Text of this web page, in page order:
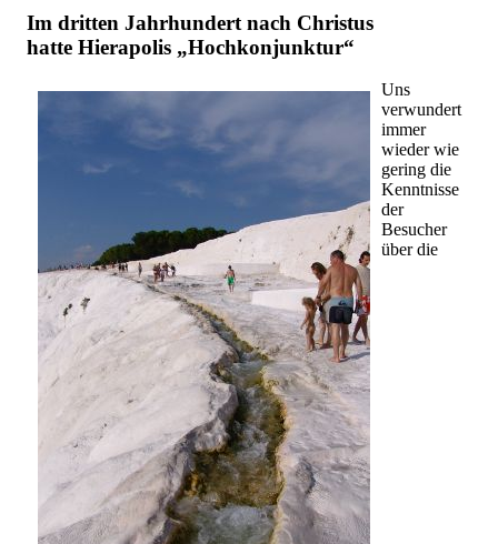
Im dritten Jahrhundert nach Christus
hatte Hierapolis „Hochkonjunktur“
Uns
verwundert
immer
wieder wie
gering die
Kenntnisse
der
Besucher
über die